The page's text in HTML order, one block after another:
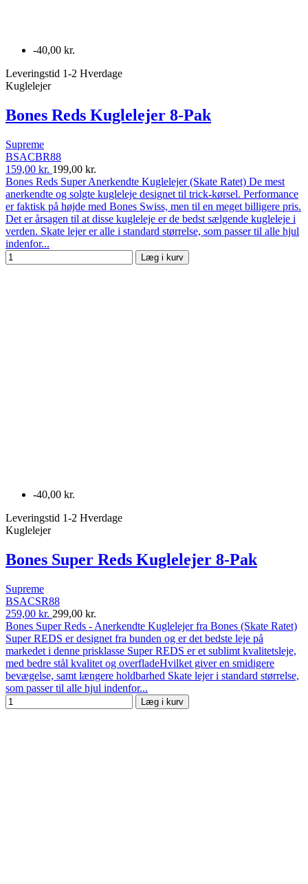
-40,00 kr.
Leveringstid 1-2 Hverdage
Kuglelejer
Bones Reds Kuglelejer 8-Pak
Supreme
BSACBR88
159,00 kr. 199,00 kr.
Bones Reds Super Anerkendte Kuglelejer (Skate Ratet) De mest
anerkendte og solgte kugleleje designet til trick-kørsel. Performance
er faktisk på højde med Bones Swiss, men til en meget billigere pris.
Det er årsagen til at disse kugleleje er de bedst sælgende kugleleje i
verden. Skate lejer er alle i standard størrelse, som passer til alle hjul
indenfor...
Læg i kurv
-40,00 kr.
Leveringstid 1-2 Hverdage
Kuglelejer
Bones Super Reds Kuglelejer 8-Pak
Supreme
BSACSR88
259,00 kr. 299,00 kr.
Bones Super Reds - Anerkendte Kuglelejer fra Bones (Skate Ratet)
Super REDS er designet fra bunden og er det bedste leje på
markedet i denne prisklasse Super REDS er et sublimt kvalitetsleje,
med bedre stål kvalitet og overfladeHvilket giver en smidigere
bevægelse, samt længere holdbarhed Skate lejer i standard størrelse,
som passer til alle hjul indenfor...
Læg i kurv